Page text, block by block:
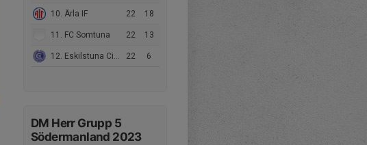
10. Ärla IF 22 18
11. FC Somtuna 22 13
12. Eskilstuna City FK 22 6
DM Herr Grupp 5
Södermanland 2023